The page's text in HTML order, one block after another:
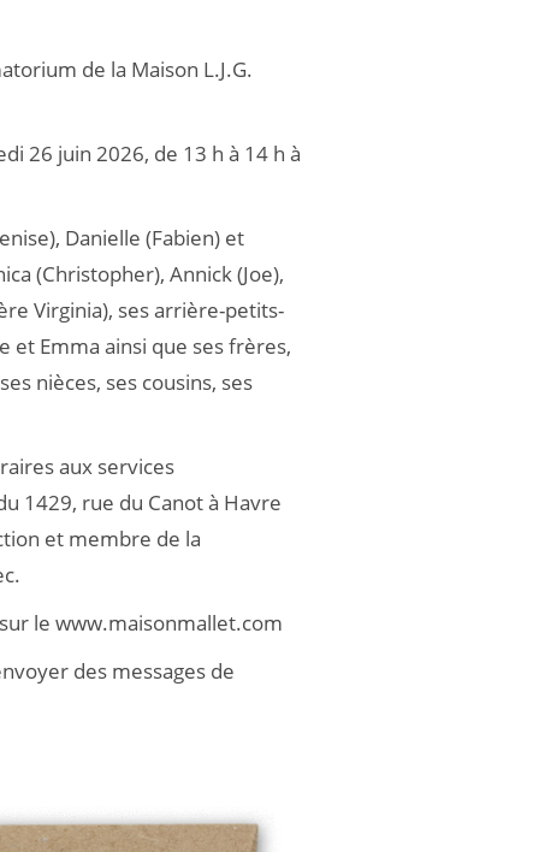
de la Maison L.J.G.
26 juin 2026, de 13 h à 14 h à
Danielle (Fabien) et
(Christopher), Annick (Joe),
Virginia), ses arrière-petits-
et Emma ainsi que ses frères,
nièces, ses cousins, ses
aux services
1429, rue du Canot à Havre
et membre de la
le www.maisonmallet.com
des messages de